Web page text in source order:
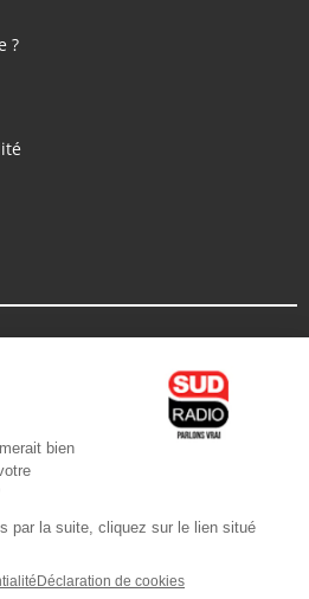
?
/ Android
l'application